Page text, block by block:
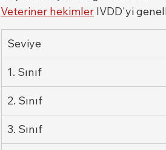
Veteriner hekimler IVDD'yi
Seviye
1. Sınıf
2. Sınıf
3. Sınıf